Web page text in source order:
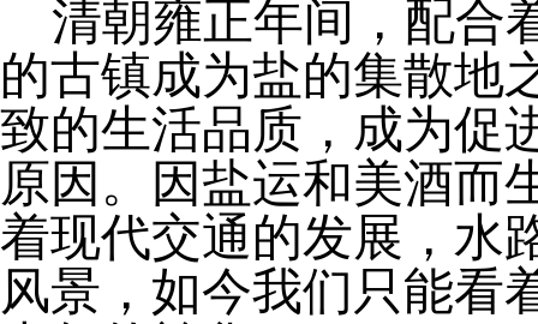
清朝雍正年间，配合
的古镇成为盐的集散地
致的生活品质，成为促
原因。因盐运和美酒而
着现代交通的发展，水
风景，如今我们只能看